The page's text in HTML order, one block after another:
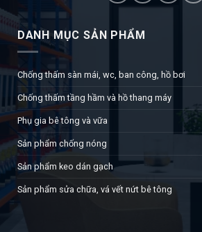
DANH MỤC SẢN PHẨM
Chống thấm sàn mái, wc, ban công, hồ bơi
Chống thấm tầng hầm và hồ thang máy
Phụ gia bê tông và vữa
Sản phẩm chống nóng
Sản phẩm keo dán gạch
Sản phẩm sửa chữa, vá vết nứt bê tông